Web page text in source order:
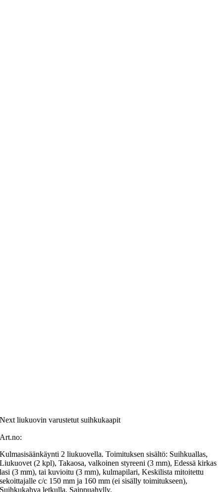
Next liukuovin varustetut suihkukaapit
Art.no:
Kulmasisäänkäynti 2 liukuovella. Toimituksen sisältö: Suihkuallas,
Liukuovet (2 kpl), Takaosa, valkoinen styreeni (3 mm), Edessä kirkas
lasi (3 mm), tai kuvioitu (3 mm), kulmapilari, Keskilista mitoitettu
sekoittajalle c/c 150 mm ja 160 mm (ei sisälly toimitukseen),
Suihkukahva letkulla, Saippuahylly.